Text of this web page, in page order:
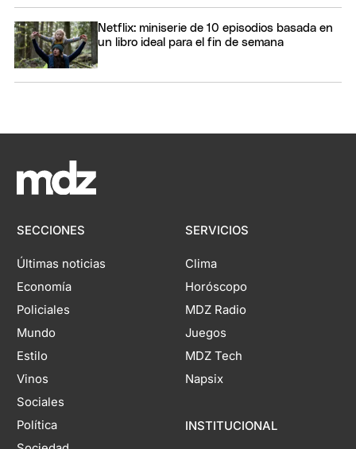
Netflix: miniserie de 10 episodios basada en
un libro ideal para el fin de semana
SECCIONES
Últimas noticias
Economía
Policiales
Mundo
Estilo
Vinos
Sociales
Política
SERVICIOS
Clima
Horóscopo
MDZ Radio
Juegos
MDZ Tech
Napsix
INSTITUCIONAL